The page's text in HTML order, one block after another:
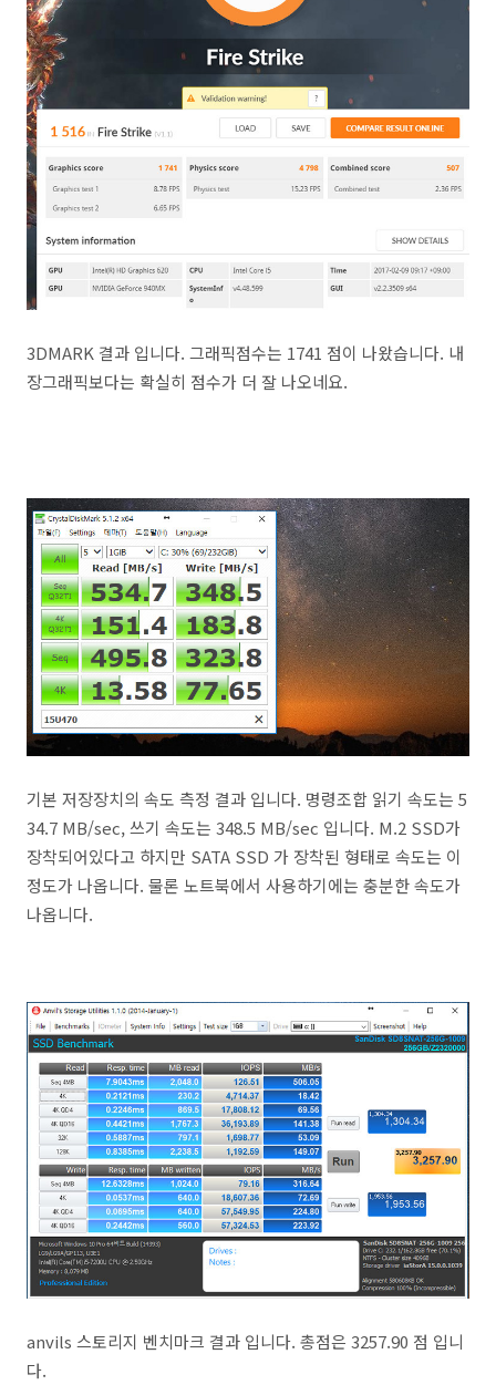
3DMARK 결과 입니다. 그래픽점수는 1741 점이 나왔습니다. 내
장그래픽보다는 확실히 점수가 더 잘 나오네요.
기본 저장장치의 속도 측정 결과 입니다. 명령조합 읽기 속도는 5
34.7 MB/sec, 쓰기 속도는 348.5 MB/sec 입니다. M.2 SSD가
장착되어있다고 하지만 SATA SSD 가 장착된 형태로 속도는 이
정도가 나옵니다. 물론 노트북에서 사용하기에는 충분한 속도가
나옵니다.
anvils 스토리지 벤치마크 결과 입니다. 총점은 3257.90 점 입니
다.